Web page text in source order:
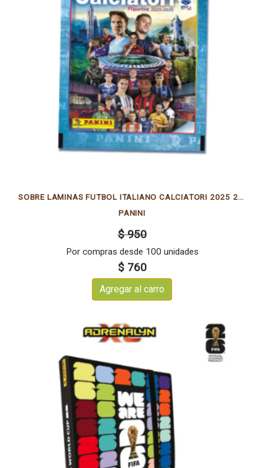
SOBRE LAMINAS FUTBOL ITALIANO CALCIATORI 2025 2026
PANINI
$ 950
Por compras desde 100 unidades
$ 760
Agregar al carro